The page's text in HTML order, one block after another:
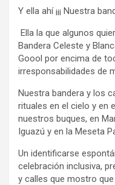
Y ella ahí ¡¡¡ Nuestra
Ella la que algunos
Bandera Celeste y
Goool por encima de
irresponsabilidades de
Nuestra bandera y los
rituales en el cielo y en
nuestros buques, en
Iguazú y en la Meseta
Un identificarse
celebración inclusiva,
y calles que mostro